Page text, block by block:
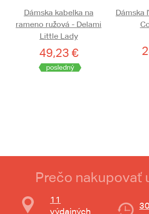
Dámska kabelka na
rameno ružová - Delami
Little Lady
49,23 €
posledný
Dámska
Prečo nakupovať
11
výdajných